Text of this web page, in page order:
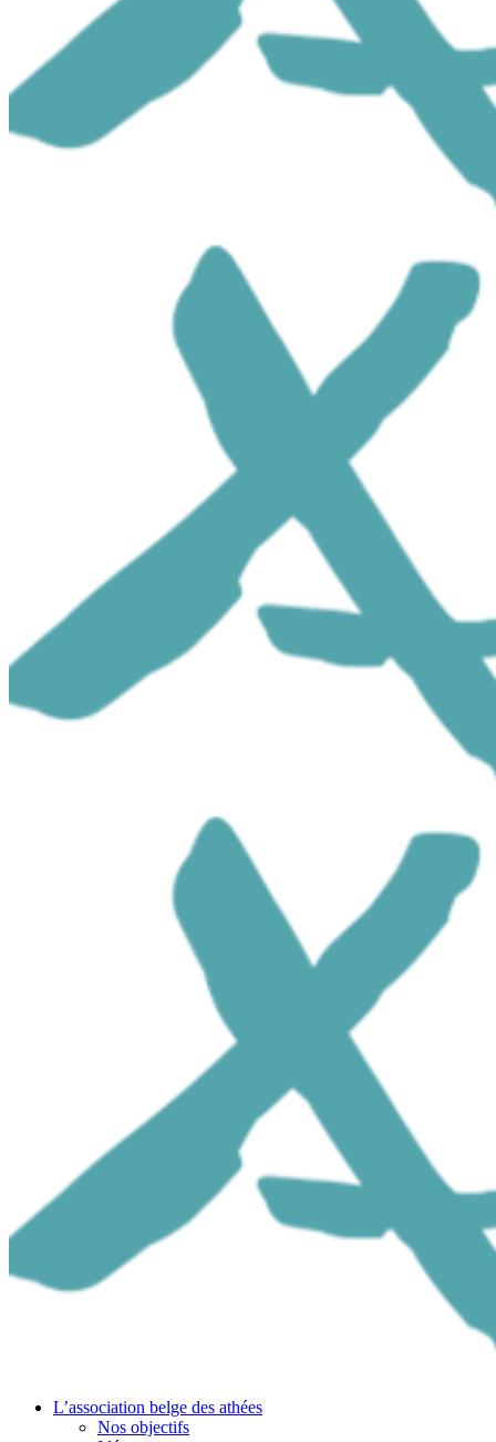
L’association belge des athées
Nos objectifs